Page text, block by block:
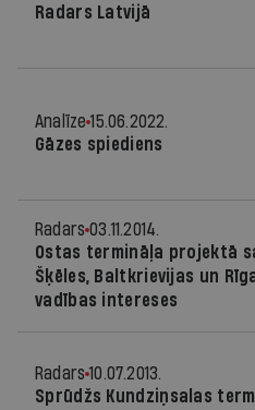
Radars Latvijā
Analīze 15.06.2022.
Gāzes spiediens
Radars 03.11.2014.
Ostas termināļa projektā
Šķēles, Baltkrievijas un
vadības intereses
Radars 10.07.2013.
Sprūdžs Kundziņsalas